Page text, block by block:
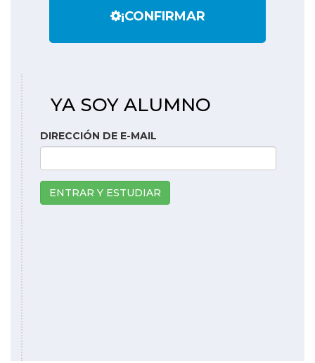
¡CONFIRMAR
YA SOY ALUMNO
DIRECCIÓN DE E-MAIL
ENTRAR Y ESTUDIAR